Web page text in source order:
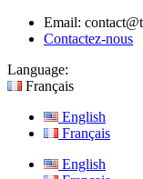
Email:
Contactez-nous
Language:
Français
English
Français
English